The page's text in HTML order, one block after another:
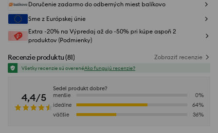
Doručenie zadarmo do odberných miest balíkovo
Sme z Európskej únie
Extra -20% na Výpredaj až do -50% pri kúpe aspoň 2
produktov (Podmienky)
Recenzie produktu(81) Zobraziť recenzie
Všetky recenzie sú overenéAko fungujú recenzie?
4,4/5
Sedel produkt dobre?
menšie
0%
ideálne
64%
väčšie
36%